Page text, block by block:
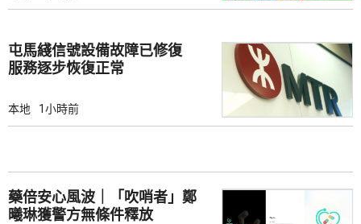
屯馬綫信號設備故障已修復
服務逐步恢復正常
本地 1小時前
藥倍安心風波｜「吹哨者」鄭
曦琳獲警方無條件釋放